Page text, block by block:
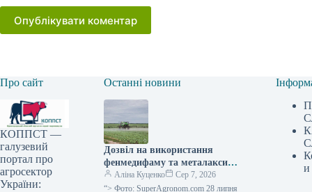
Опублікувати коментар
Про сайт
КОППСТ —
галузевий
портал про
агросектор
України:
Останні новини
Дозвіл на використання
фенмедифаму та металаксилу
в ЄС продовжено —
SuperAgronom.com
Аліна Куценко
Сер 7, 2026
“> Фото: SuperAgronom.com 28 липня
и